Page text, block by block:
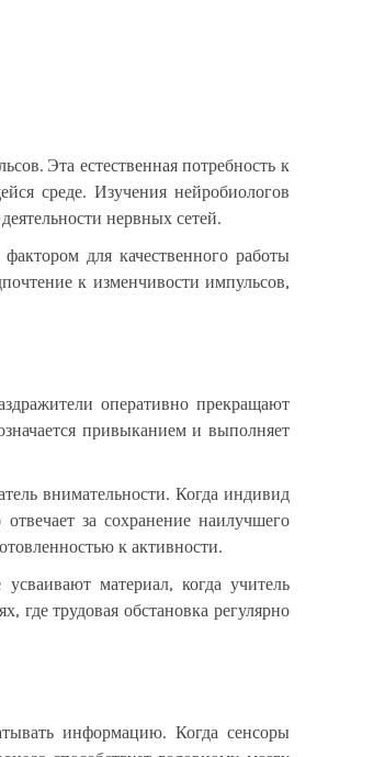
Эта естественная потребность к
среде. Изучения нейробиологов
нервных сетей.
для качественного работы
к изменчивости импульсов,
оперативно прекращают
привыканием и выполняет
внимательности. Когда индивид
за сохранение наилучшего
к активности.
материал, когда учитель
трудовая обстановка регулярно
информацию. Когда сенсоры